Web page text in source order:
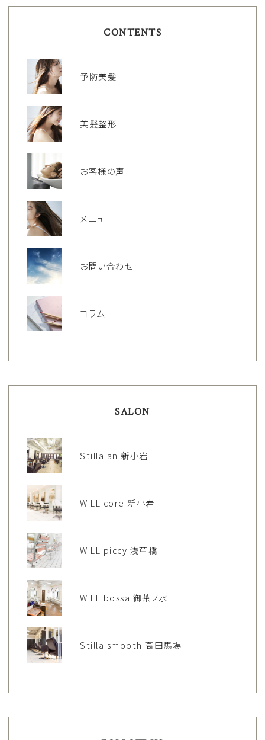
CONTENTS
予防美髪
美髪整形
お客様の声
メニュー
お問い合わせ
コラム
SALON
Stilla an 新小岩
WILL core 新小岩
WILL piccy 浅草橋
WILL bossa 御茶ノ水
Stilla smooth 高田馬場